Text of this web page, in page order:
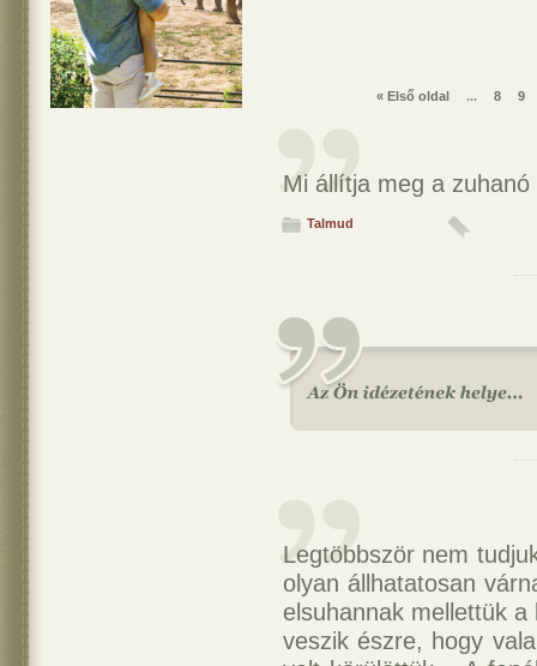
« Első oldal ... 8 9
Mi állítja meg a zuhanó
Talmud
Legtöbbször nem
olyan állhatatosan
elsuhannak mellettük
veszik észre, hogy